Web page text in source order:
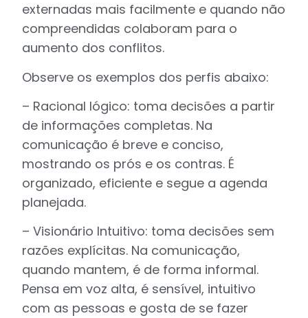
externadas mais facilmente e quando não
compreendidas colaboram para o
aumento dos conflitos.
Observe os exemplos dos perfis abaixo:
– Racional lógico: toma decisões a partir
de informações completas. Na
comunicação é breve e conciso,
mostrando os prós e os contras. É
organizado, eficiente e segue a agenda
planejada.
– Visionário Intuitivo: toma decisões sem
razões explícitas. Na comunicação,
quando mantem, é de forma informal.
Pensa em voz alta, é sensível, intuitivo
com as pessoas e gosta de se fazer